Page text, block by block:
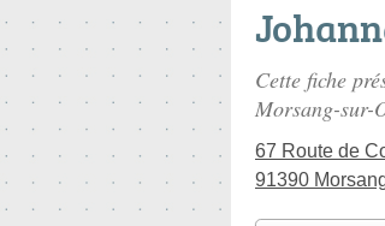
Cette fiche
Morsang-sur-
67 Route de
91390